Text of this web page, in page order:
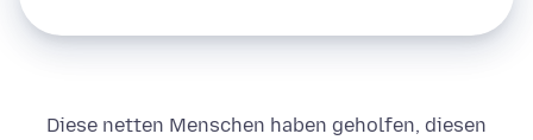
Diese netten Menschen haben geholfen, diesen